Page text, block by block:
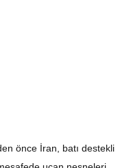
önce İran, batı destekli
uçan nesneleri